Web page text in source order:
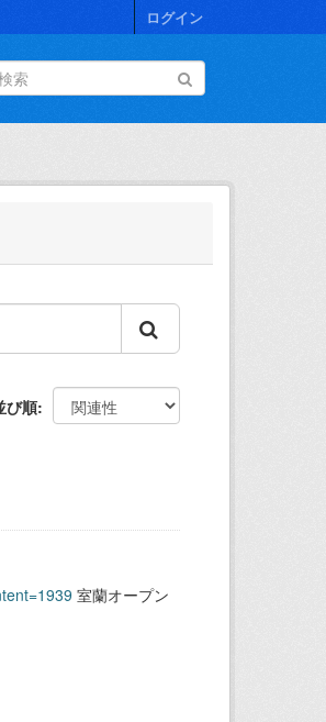
ログイン
び順
室蘭オープン